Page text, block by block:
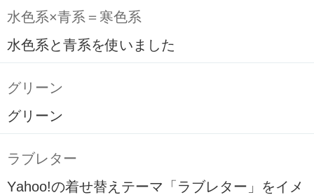
水色系×青系＝寒色系
水色系と青系を使いました
グリーン
グリーン
ラブレター
Yahoo!の着せ替えテーマ「ラブレター」をイメ